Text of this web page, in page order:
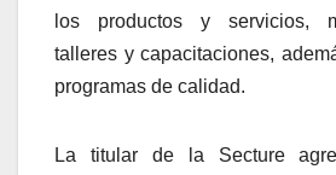
los productos y servicios,
talleres y capacitaciones,
programas de calidad.
La titular de la Secture